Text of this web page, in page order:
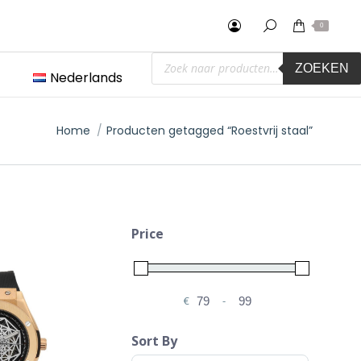
0
Nederlands
Producten
zoeken ZOEKEN
Je bent hier:
Home Producten getagged “Roestvrij staal”
Price
€ Minimale prijs
-Maximale prijs
Sort By